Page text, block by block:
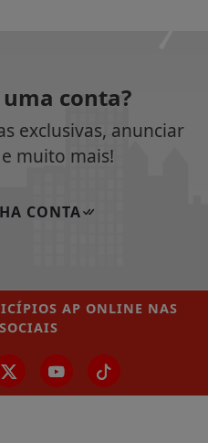
conta?
exclusivas, anunciar
muito mais!
CONTA
AP ONLINE NAS